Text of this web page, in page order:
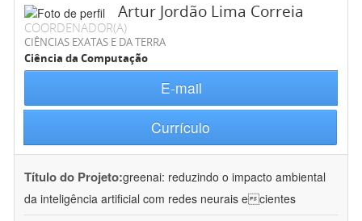
Artur Jordão Lima Correia
COORDENADOR(A)
CIÊNCIAS EXATAS E DA TERRA
Ciência da Computação
E-mail
Currículo
Título do Projeto:greenai: reduzindo o impacto ambiental
da inteligência artificial com redes neurais ecientes